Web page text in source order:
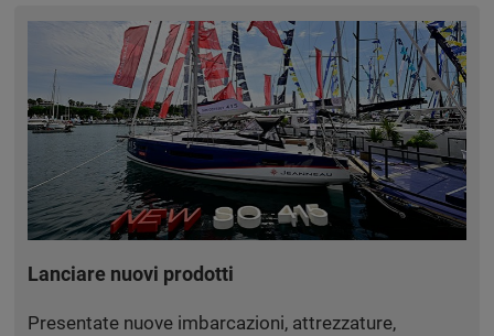
Lanciare nuovi prodotti
Presentate nuove imbarcazioni, attrezzature,